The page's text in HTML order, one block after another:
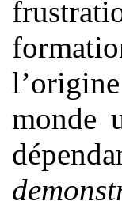
monde